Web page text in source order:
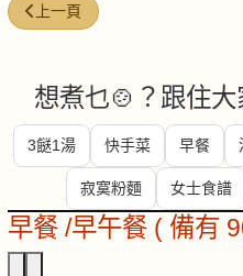
上一篇文章: 香草炸雞
上一頁
想煮乜🍲？跟住
3餸1湯 快手菜 早餐
寂寞粉麵 女士食譜
早餐 /早午餐 ( 備有